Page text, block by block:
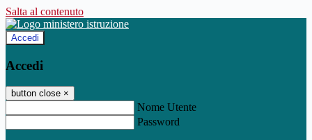
Salta al contenuto
Accedi
Accedi
button close ×
Nome Utente
Password